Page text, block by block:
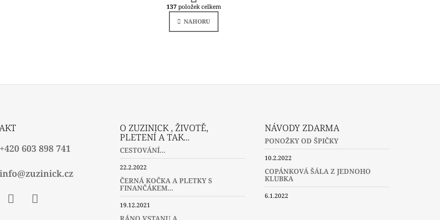
V
L
Á
R
Ý
S
Á
N
K
O
137položek celkem
NAHORU
+420 603 898 741
info@zuzinick.cz
O ZUZINICK , ŽIVOTĚ,
PLETENÍ A TAK...
CESTOVÁNÍ...
22.2.2022
ČERNÁ KOČKA A PLETKY S
FINANČÁKEM...
19.12.2021
NÁVODY ZDARMA
PONOŽKY OD ŠPIČKY
10.2.2022
COPÁNKOVÁ ŠÁLA Z JEDNOHO
KLUBKA
6.1.2022